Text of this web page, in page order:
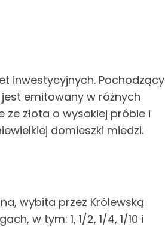
inwestycyjnych. Pochodzący
jest emitowany w różnych
ze złota o wysokiej próbie i
domieszki miedzi.
wybita przez Królewską
w tym: 1, 1/2, 1/4, 1/10 i